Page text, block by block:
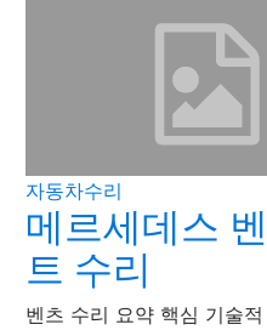
자동차수리
메르세데스
트 수리
벤츠 수리 요약 핵심 기술